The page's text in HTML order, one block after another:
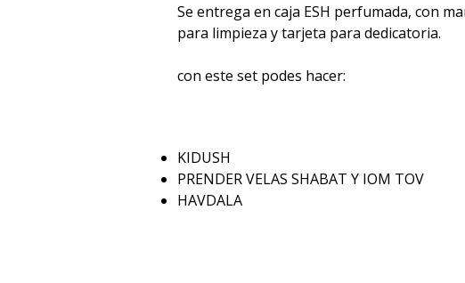
Se entrega en caja ESH perfumada, con
para limpieza y tarjeta para dedicatoria.
con este set podes hacer:
KIDUSH
PRENDER VELAS SHABAT Y IOM TOV
HAVDALA